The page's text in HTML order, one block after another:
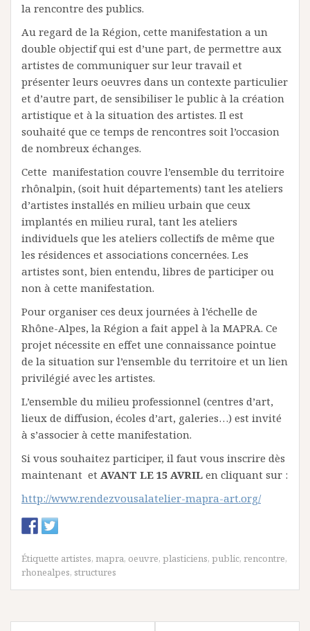
la rencontre des publics.
Au regard de la Région, cette manifestation a un
double objectif qui est d’une part, de permettre aux
artistes de communiquer sur leur travail et
présenter leurs oeuvres dans un contexte particulier
et d’autre part, de sensibiliser le public à la création
artistique et à la situation des artistes. Il est
souhaité que ce temps de rencontres soit l’occasion
de nombreux échanges.
Cette manifestation couvre l’ensemble du territoire
rhônalpin, (soit huit départements) tant les ateliers
d’artistes installés en milieu urbain que ceux
implantés en milieu rural, tant les ateliers
individuels que les ateliers collectifs de même que
les résidences et associations concernées. Les
artistes sont, bien entendu, libres de participer ou
non à cette manifestation.
Pour organiser ces deux journées à l’échelle de
Rhône-Alpes, la Région a fait appel à la MAPRA. Ce
projet nécessite en effet une connaissance pointue
de la situation sur l’ensemble du territoire et un lien
privilégié avec les artistes.
L’ensemble du milieu professionnel (centres d’art,
lieux de diffusion, écoles d’art, galeries…) est invité
à s’associer à cette manifestation.
Si vous souhaitez participer, il faut vous inscrire dès
maintenant et AVANT LE 15 AVRIL en cliquant sur :
http://www.rendezvousalatelier-mapra-art.org/
Étiquette artistes, mapra, oeuvre, plasticiens, public, rencontre,
rhonealpes, structures